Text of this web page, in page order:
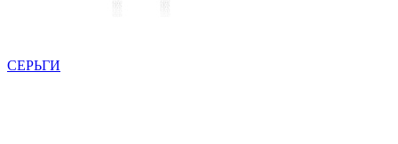
СЕРЬГИ